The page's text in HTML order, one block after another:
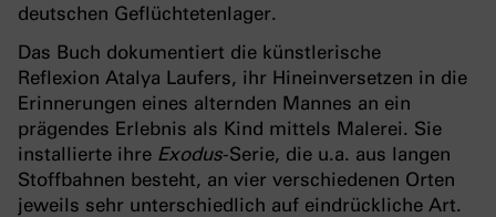
deutschen Geflüchtetenlager.
Das Buch dokumentiert die künstlerische
Reflexion Atalya Laufers, ihr Hineinversetzen in die
Erinnerungen eines alternden Mannes an ein
prägendes Erlebnis als Kind mittels Malerei. Sie
installierte ihre Exodus-Serie, die u.a. aus langen
Stoffbahnen besteht, an vier verschiedenen Orten
jeweils sehr unterschiedlich auf eindrückliche Art.